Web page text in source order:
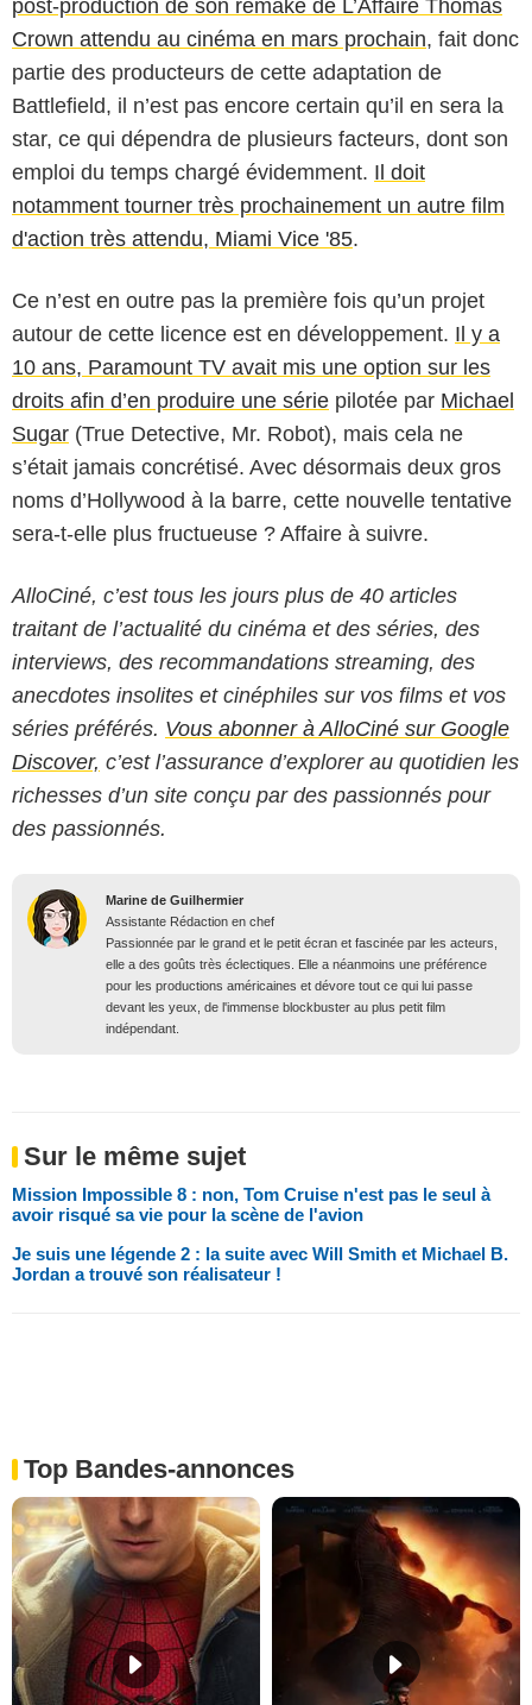
post-production de son remake de L’Affaire Thomas
Crown attendu au cinéma en mars prochain, fait donc
partie des producteurs de cette adaptation de
Battlefield, il n’est pas encore certain qu’il en sera la
star, ce qui dépendra de plusieurs facteurs, dont son
emploi du temps chargé évidemment. Il doit
notamment tourner très prochainement un autre film
d'action très attendu, Miami Vice '85.
Ce n’est en outre pas la première fois qu’un projet
autour de cette licence est en développement. Il y a
10 ans, Paramount TV avait mis une option sur les
droits afin d’en produire une série pilotée par Michael
Sugar (True Detective, Mr. Robot), mais cela ne
s’était jamais concrétisé. Avec désormais deux gros
noms d’Hollywood à la barre, cette nouvelle tentative
sera-t-elle plus fructueuse ? Affaire à suivre.
AlloCiné, c’est tous les jours plus de 40 articles
traitant de l’actualité du cinéma et des séries, des
interviews, des recommandations streaming, des
anecdotes insolites et cinéphiles sur vos films et vos
séries préférés. Vous abonner à AlloCiné sur Google
Discover, c’est l’assurance d’explorer au quotidien les
richesses d’un site conçu par des passionnés pour
des passionnés.
Marine de Guilhermier
Assistante Rédaction en chef
Passionnée par le grand et le petit écran et fascinée par les acteurs,
elle a des goûts très éclectiques. Elle a néanmoins une préférence
pour les productions américaines et dévore tout ce qui lui passe
devant les yeux, de l'immense blockbuster au plus petit film
indépendant.
Sur le même sujet
Mission Impossible 8 : non, Tom Cruise n'est pas le seul à
avoir risqué sa vie pour la scène de l'avion
Je suis une légende 2 : la suite avec Will Smith et Michael B.
Jordan a trouvé son réalisateur !
Top Bandes-annonces